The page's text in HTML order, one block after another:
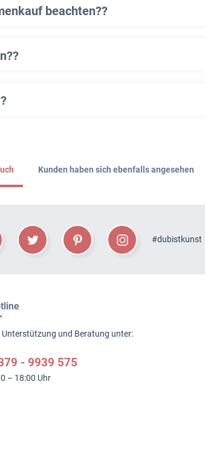
beachten??
Kunden haben sich ebenfalls angesehen
#dubistkunst
Unterstützung und Beratung unter:
- 9939 575
– 18:00 Uhr